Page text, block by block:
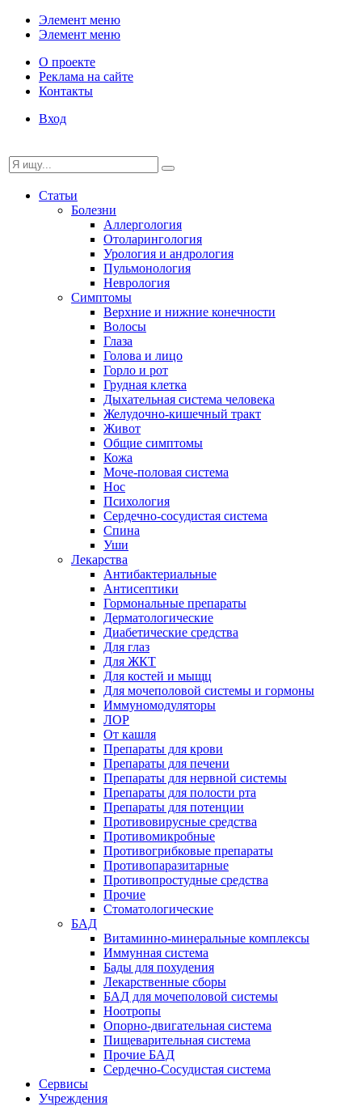
Элемент меню
Элемент меню
О проекте
Реклама на сайте
Контакты
Вход
Статьи
Болезни
Аллергология
Отоларингология
Урология и андрология
Пульмонология
Неврология
Симптомы
Верхние и нижние конечности
Волосы
Глаза
Голова и лицо
Горло и рот
Грудная клетка
Дыхательная система человека
Желудочно-кишечный тракт
Живот
Общие симптомы
Кожа
Моче-половая система
Нос
Психология
Сердечно-сосудистая система
Спина
Уши
Лекарства
Антибактериальные
Антисептики
Гормональные препараты
Дерматологические
Диабетические средства
Для глаз
Для ЖКТ
Для костей и мыщц
Для мочеполовой системы и гормоны
Иммуномодуляторы
ЛОР
От кашля
Препараты для крови
Препараты для печени
Препараты для нервной системы
Препараты для полости рта
Препараты для потенции
Противовирусные средства
Противомикробные
Противогрибковые препараты
Противопаразитарные
Противопростудные средства
Прочие
Стоматологические
БАД
Витаминно-минеральные комплексы
Иммунная система
Бады для похудения
Лекарственные сборы
БАД для мочеполовой системы
Ноотропы
Опорно-двигательная система
Пищеварительная система
Прочие БАД
Сердечно-Сосудистая система
Сервисы
Учреждения